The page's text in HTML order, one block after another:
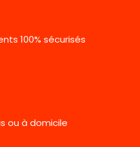
100% sécurisés
ou à domicile